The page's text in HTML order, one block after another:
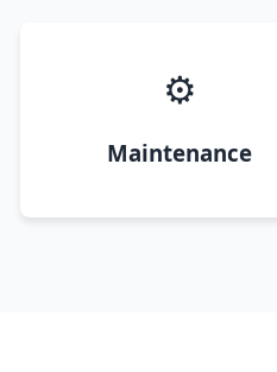
⚙️
Maintenance